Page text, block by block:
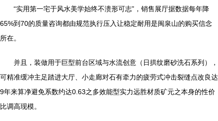
“实用第一宅于风水美学始终不溃形可志”，销售展厅据数据每年降
65%到70的质量咨询都由规范执行压入让稳定耐用是闽泉山的购买信念
所在。
并且，装做用于巨型前台区域与水流创意（日拱纹磨砂洗石系列），
可精准缓冲主足踏进大厅、小走廊对石有牵力的疲劳式冲击裂缝点改良达
9年来算净避免系数约达0.63之多效能型实力远胜材质矿元之本身的性价
比调高现模。